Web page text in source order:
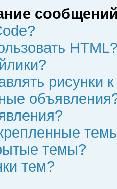
рисунки
темы?
тем?